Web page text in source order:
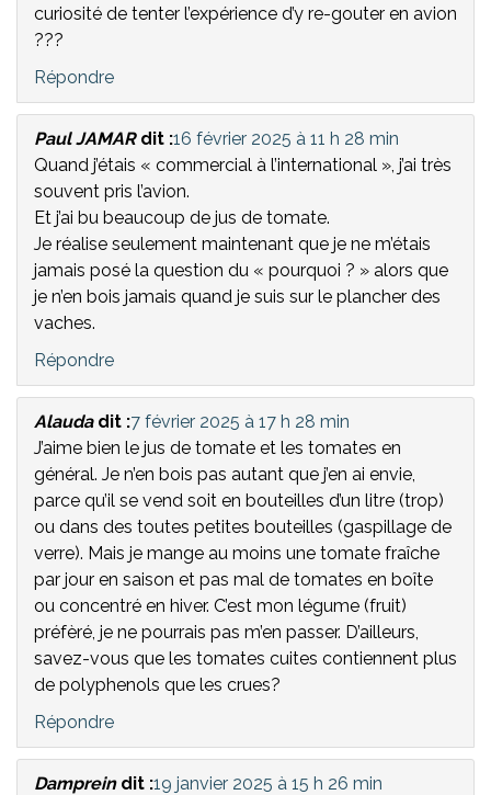
curiosité de tenter l’expérience d’y re-gouter en avion
???
Répondre
Paul JAMAR dit :16 février 2025 à 11 h 28 min
Quand j’étais « commercial à l’international », j’ai très
souvent pris l’avion.
Et j’ai bu beaucoup de jus de tomate.
Je réalise seulement maintenant que je ne m’étais
jamais posé la question du « pourquoi ? » alors que
je n’en bois jamais quand je suis sur le plancher des
vaches.
Répondre
Alauda dit :7 février 2025 à 17 h 28 min
J’aime bien le jus de tomate et les tomates en
général. Je n’en bois pas autant que j’en ai envie,
parce qu’il se vend soit en bouteilles d’un litre (trop)
ou dans des toutes petites bouteilles (gaspillage de
verre). Mais je mange au moins une tomate fraîche
par jour en saison et pas mal de tomates en boîte
ou concentré en hiver. C’est mon légume (fruit)
préfèré, je ne pourrais pas m’en passer. D’ailleurs,
savez-vous que les tomates cuites contiennent plus
de polyphenols que les crues?
Répondre
Damprein dit :19 janvier 2025 à 15 h 26 min